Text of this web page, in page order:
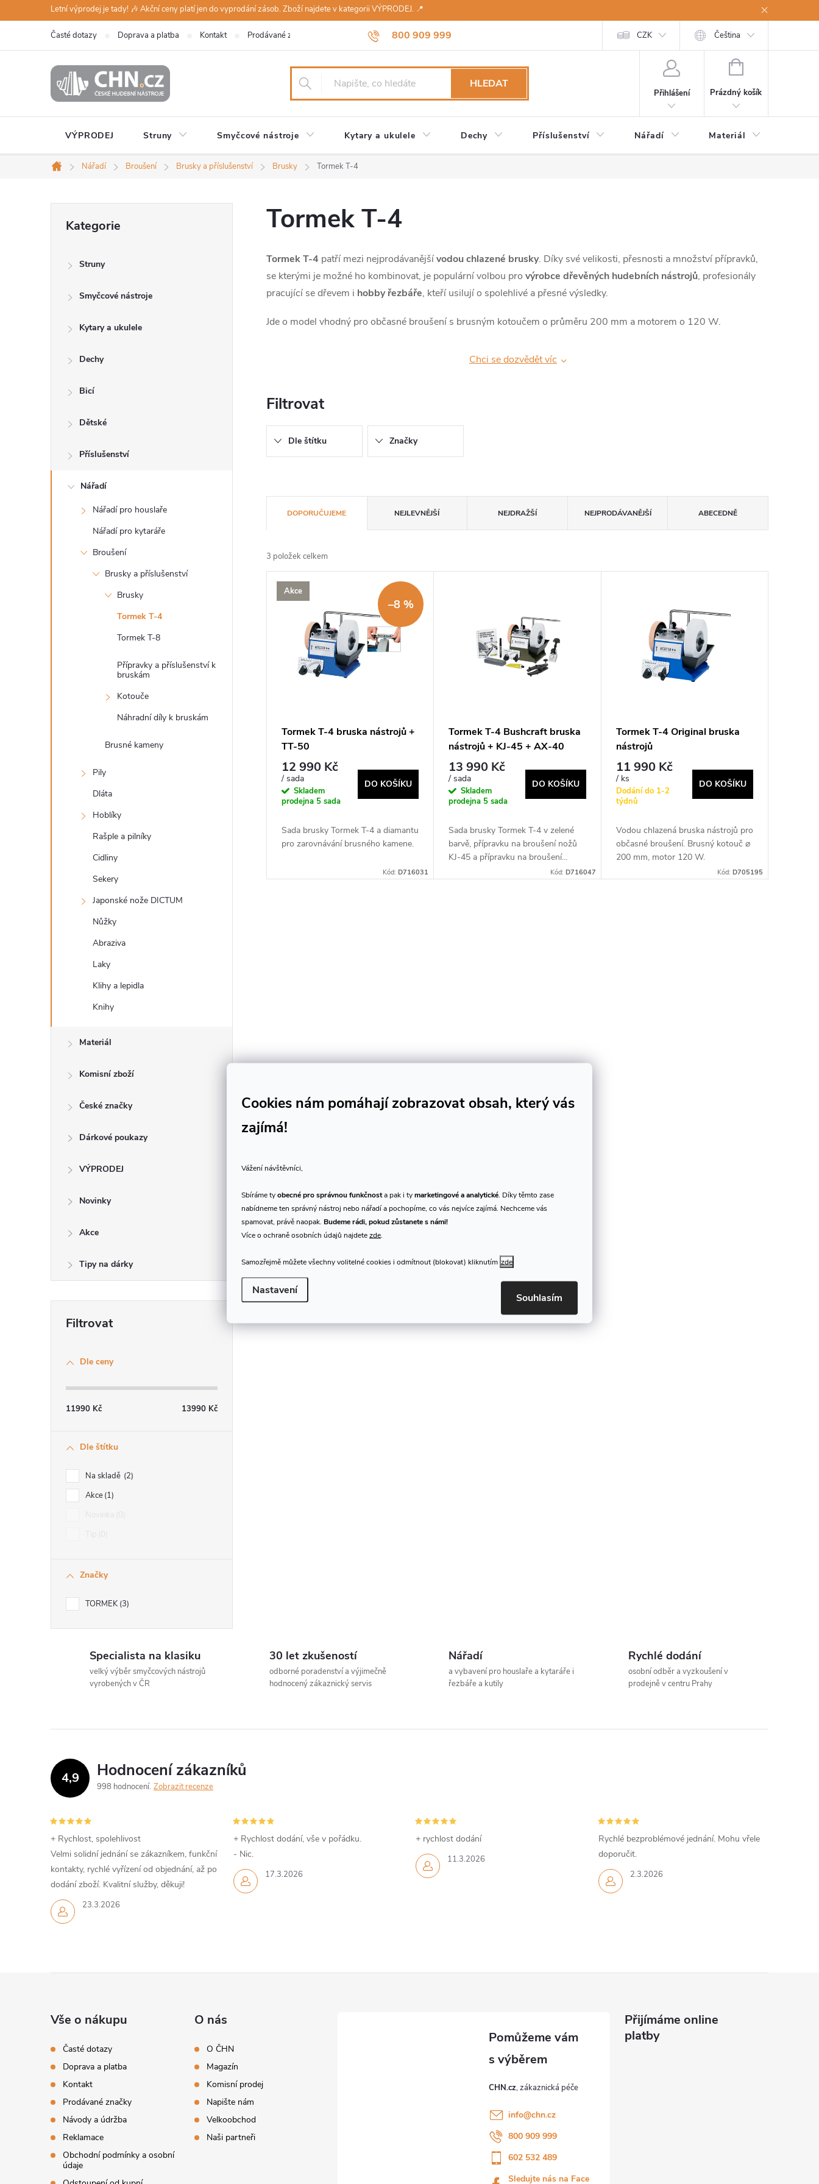
Cookies nám pomáhají zobrazovat obsah, který vás
zajímá!
Vážení návštěvníci,
Sbíráme tyobecné pro správnou funkčnosta pak i tymarketingové a analytické. Díky těmto zase
nabídneme ten správný nástroj nebo nářadí a pochopíme, co vás nejvíce zajímá. Nechceme vás
spamovat, právě naopak. Budeme rádi, pokud zůstanete s námi!
Více o ochraně osobních údajů najdetezde.
Samozřejmě můžete všechny volitelné cookies i odmítnout (blokovat) kliknutím zde
Nastavení
Souhlasím
na
Letní výprodej je tady! 🎶 Akční ceny platí jen do vyprodání zásob. Zboží najdete v kategorii VÝPRODEJ. 📍
800 909 999
Časté dotazy Doprava a platba Kontakt Prodávané značky Návody a údržba Reklamace Odstoupení od kupní smlouvy
CZK Čeština
HLEDAT
Přihlášení
NÁKUPNÍ
Prázdný košík
VÝPRODEJ Struny Smyčcové nástroje Kytary a ukulele Dechy Příslušenství Nářadí Materiál
Domů
Nářadí Broušení Brusky a příslušenství Brusky Tormek T-4
kategorie
Kategorie
Struny
Smyčcové nástroje
Kytary a ukulele
Dechy
Bicí
Dětské
Příslušenství
Nářadí
Nářadí pro houslaře
Nářadí pro kytaráře
Broušení
Brusky a příslušenství
Brusky
Tormek T-4
Tormek T-8
Přípravky a příslušenství k
bruskám
Kotouče
Náhradní díly k bruskám
Brusné kameny
Pily
Dláta
Hoblíky
Rašple a pilníky
Cidliny
Sekery
Japonské nože DICTUM
Nůžky
Abraziva
Laky
Klihy a lepidla
Knihy
Materiál
Komisní zboží
České značky
Dárkové poukazy
VÝPRODEJ
Novinky
Akce
Tipy na dárky
Dle ceny
11990 Kč 13990 Kč
Dle štítku
Na skladě 2
Akce 1
Značky
TORMEK 3
Tormek T-4
Tormek T-4 patří mezi nejprodávanějšívodou chlazené brusky. Díky své velikosti, přesnosti a množství přípravků,
se kterými je možné ho kombinovat, je populární volbou pro výrobce dřevěných hudebních nástrojů, profesionály
pracující se dřevem i hobby řezbáře, kteří usilují o spolehlivé a přesné výsledky.
Jde o model vhodný pro občasné broušení s brusným kotoučem o průměru 200 mm a motorem o 120 W.
Chci se dozvědět víc
Filtrovat
Dle štítku Značky
a
z
e
t
DOPORUČUJEME NEJLEVNĚJŠÍ NEJDRAŽŠÍ NEJPRODÁVANĚJŠÍ ABECEDNĚ
3 položek celkem
V
k
Akce
–8 %
Tormek T-4 bruska nástrojů +
TT-50
12 990 Kč
/ sada
Skladem
prodejna 5 sada
DO KOŠÍKU
Sada brusky Tormek T-4 a diamantu
pro zarovnávání brusného kamene.
Kód:D716031
Tormek T-4 Bushcraft bruska
nástrojů + KJ-45 + AX-40
13 990 Kč
/ sada
Skladem
prodejna 5 sada
DO KOŠÍKU
Sada brusky Tormek T-4 v zelené
barvě, přípravku na broušení nožů
KJ-45 a přípravku na broušení...
Kód: D716047
Tormek T-4 Original bruska
nástrojů
11 990 Kč
/ ks
Dodání do 1-2
týdnů
DO KOŠÍKU
Vodou chlazená bruska nástrojů pro
občasné broušení. Brusný kotouč ⌀
200 mm, motor 120 W.
Kód: D705195
c
í
p
v
k
y
v
ý
p
s
Specialista na klasiku
velký výběr smyčcových nástrojů
vyrobených v ČR
30 let zkušeností
odborné poradenství a výjimečně
hodnocený zákaznický servis
Nářadí
a vybavení pro houslaře a kytaráře i
řezbáře a kutily
Rychlé dodání
osobní odběr a vyzkoušení v
prodejně v centru Prahy
4,9 Hodnocení zákazníků
998 hodnocení Zobrazit recenze
23.3.2026
+ Rychlost, spolehlivost
Velmi solidní jednání se zákazníkem, funkční
kontakty, rychlé vyřízení od objednání, až po
dodání zboží. Kvalitní služby, děkuji!
17.3.2026
+ Rychlost dodání, vše v pořádku.
- Nic.
11.3.2026
+ rychlost dodání
2.3.2026
Rychlé bezproblémové jednání. Mohu vřele
doporučit.
Vše o nákupu
Časté dotazy
Doprava a platba
Kontakt
Prodávané značky
Návody a údržba
Reklamace
Obchodní podmínky a osobní
údaje
O nás
O ČHN
Magazín
Komisní prodej
Napište nám
Velkoobchod
Naši partneři
CHN.cz
info@chn.cz
800 909 999
602 532 489
Sledujte nás na Face
Přijímáme online
platby